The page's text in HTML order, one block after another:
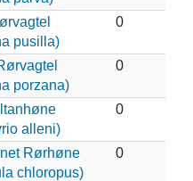
pusilla)
0
porzana)
0
alleni)
0
Rørhøne
chloropus)
0